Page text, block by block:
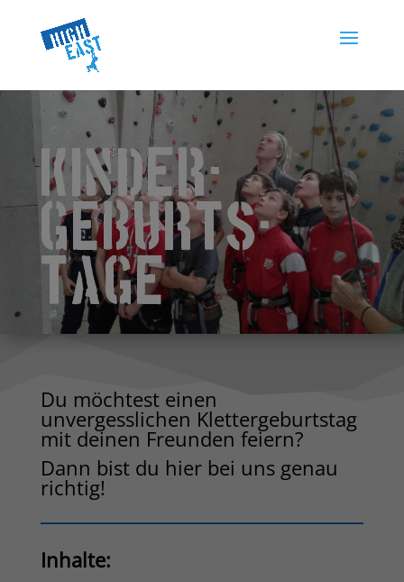
Kinder-
geburts-
tage
Du möchtest einen
unvergesslichen Klettergeburtstag
mit deinen Freunden feiern?
Dann bist du hier bei uns genau
richtig!
Inhalte: